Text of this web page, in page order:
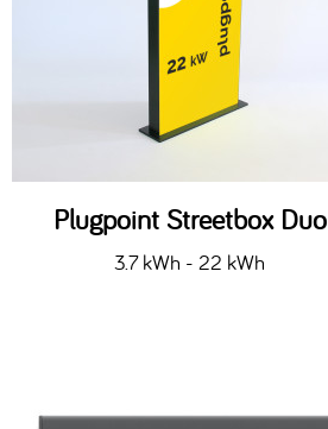
Plugpoint Streetbox Duo
3.7 kWh - 22 kWh